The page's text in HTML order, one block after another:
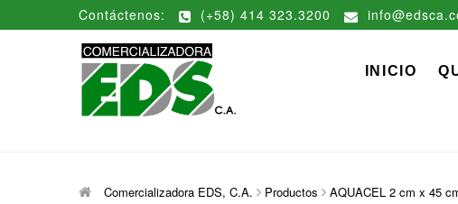
Contáctenos: (+58) 414 323.3200
INICIO
Comercializadora EDS, C.A. Productos AQUACEL 2 cm x 45